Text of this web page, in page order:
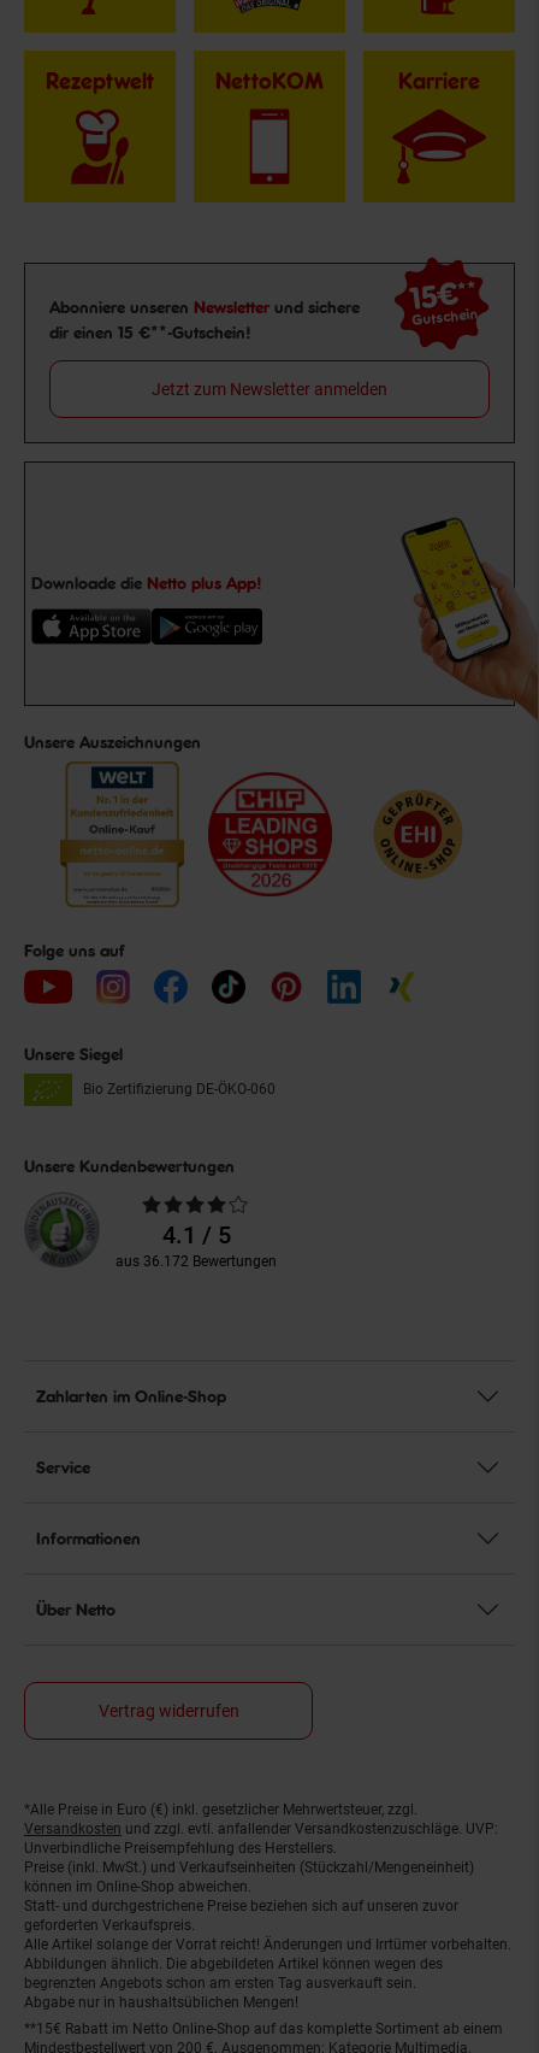
Rezeptwelt NettoKOM Karriere
Newsletter Anmeldung
Abonniere unseren Newsletter und sichere
dir einen 15 €**-Gutschein!
15€**
Gutschein
Jetzt zum Newsletter anmelden
Downloade die Netto plus App!
Unsere Auszeichnungen
Folge uns auf
Unsere Siegel
Bio Zertifizierung DE-ÖKO-060
Unsere Kundenbewertungen
Durchschnittliche
Bewertungen4.1 / 5
aus 36.172 Bewertungen
Zahlarten im Online-Shop
Service
Informationen
Über Netto
Vertrag widerrufen
Fußnoten
*Alle Preise in Euro (€) inkl. gesetzlicher Mehrwertsteuer, zzgl.
Versandkosten und zzgl. evtl. anfallender Versandkostenzuschläge. UVP:
Unverbindliche Preisempfehlung des Herstellers.
Preise (inkl. MwSt.) und Verkaufseinheiten (Stückzahl/Mengeneinheit)
können im Online-Shop abweichen.
Statt- und durchgestrichene Preise beziehen sich auf unseren zuvor
geforderten Verkaufspreis.
Alle Artikel solange der Vorrat reicht! Änderungen und Irrtümer vorbehalten.
Abbildungen ähnlich. Die abgebildeten Artikel können wegen des
begrenzten Angebots schon am ersten Tag ausverkauft sein.
Abgabe nur in haushaltsüblichen Mengen!
**15€ Rabatt im Netto Online-Shop auf das komplette Sortiment ab einem
Mindestbestellwert von 200 €. Ausgenommen: Kategorie Multimedia,